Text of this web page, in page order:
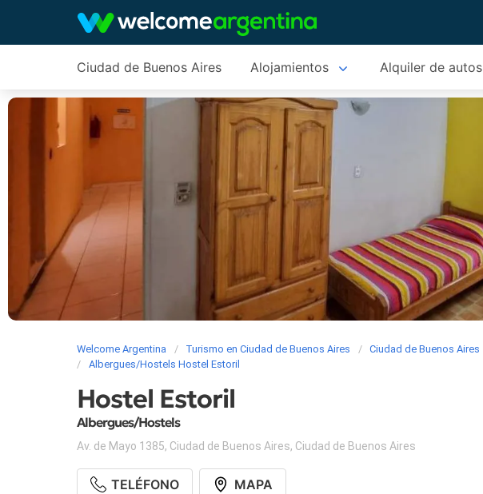
Ciudad de Buenos Aires Alojamientos Alquiler de autos
Welcome Argentina Turismo en Ciudad de Buenos Aires Ciudad de Buenos Aires
Albergues/Hostels Hostel Estoril
Hostel Estoril
Albergues/Hostels
Av. de Mayo 1385, Ciudad de Buenos Aires, Ciudad de Buenos Aires
TELÉFONO MAPA